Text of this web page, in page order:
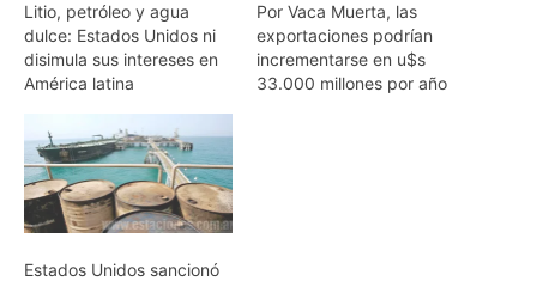
Litio, petróleo y agua
dulce: Estados Unidos ni
disimula sus intereses en
América latina
Por Vaca Muerta, las
exportaciones podrían
incrementarse en u$s
33.000 millones por año
Estados Unidos sancionó